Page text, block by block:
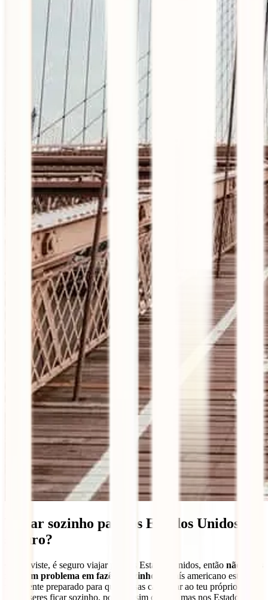
Viajar sozinho para os Estados Unidos é
seguro?
Como viste, é seguro viajar para os Estados Unidos, então não terás
nenhum problema em fazê-lo sozinho
. O país americano está
totalmente preparado para que possas caminhar ao teu próprio ritmo.
Se quiseres ficar sozinho, podes assim o fazer, mas nos Estados